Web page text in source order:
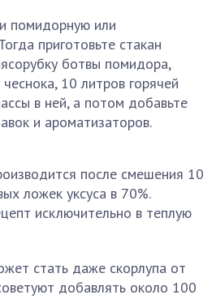
помидорную или
приготовьте стакан
ботвы помидора,
10 литров горячей
в ней, а потом добавьте
и ароматизаторов.
после смешения 10
ложек уксуса в 70%.
исключительно в теплую
стать даже скорлупа от
добавлять около 100